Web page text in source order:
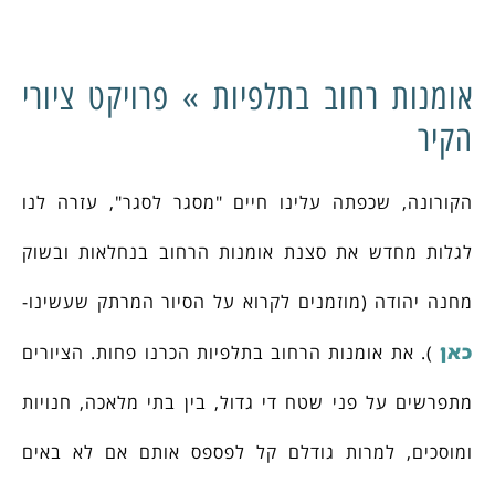
אומנות רחוב בתלפיות » פרויקט ציורי
הקיר
הקורונה, שכפתה עלינו חיים "מסגר לסגר", עזרה לנו
לגלות מחדש את סצנת אומנות הרחוב בנחלאות ובשוק
מחנה יהודה (מוזמנים לקרוא על הסיור המרתק שעשינו-
כאן ). את אומנות הרחוב בתלפיות הכרנו פחות. הציורים
מתפרשים על פני שטח די גדול, בין בתי מלאכה, חנויות
ומוסכים, למרות גודלם קל לפספס אותם אם לא באים